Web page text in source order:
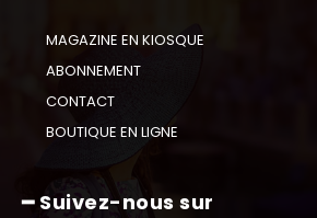
MAGAZINE EN KIOSQUE
ABONNEMENT
CONTACT
BOUTIQUE EN LIGNE
━ Suivez-nous sur